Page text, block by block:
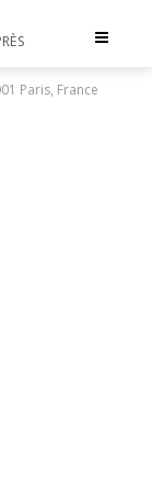
Toggle
Paris, France